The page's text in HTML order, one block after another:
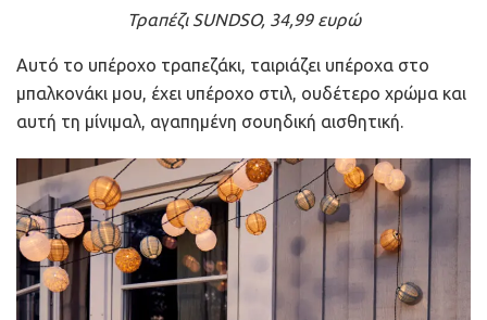
Τραπέζι SUNDSO, 34,99 ευρώ
Αυτό το υπέροχο τραπεζάκι, ταιριάζει υπέροχα στο
μπαλκονάκι μου, έχει υπέροχο στιλ, ουδέτερο χρώμα και
αυτή τη μίνιμαλ, αγαπημένη σουηδική αισθητική.